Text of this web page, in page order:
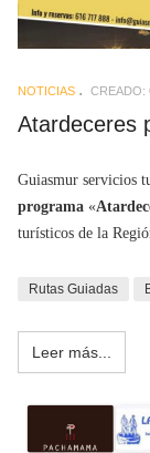
NOTICIAS CREADO:
Atardeceres
Guiasmur servicios
programa «
turísticos de la
Rutas Guiadas
Leer más...